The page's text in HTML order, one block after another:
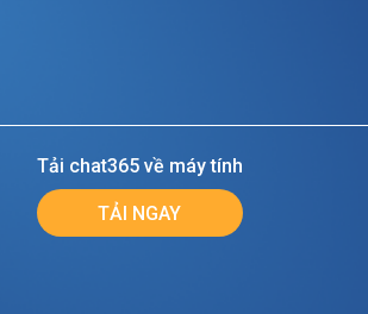
Tải chat365 về máy tính
TẢI NGAY